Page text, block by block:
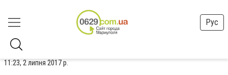
Рус
11:23, 2 липня 2017 р.